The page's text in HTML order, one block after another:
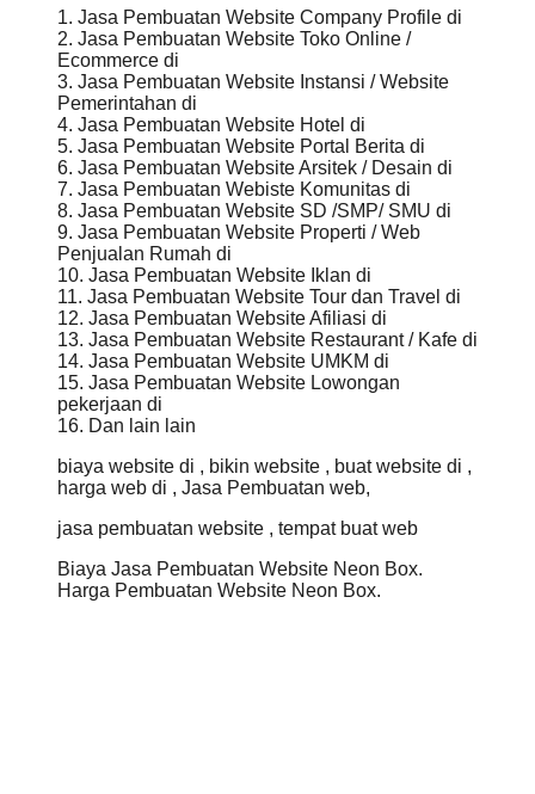
1. Jasa Pembuatan Website Company Profile di
2. Jasa Pembuatan Website Toko Online /
Ecommerce di
3. Jasa Pembuatan Website Instansi / Website
Pemerintahan di
4. Jasa Pembuatan Website Hotel di
5. Jasa Pembuatan Website Portal Berita di
6. Jasa Pembuatan Website Arsitek / Desain di
7. Jasa Pembuatan Webiste Komunitas di
8. Jasa Pembuatan Website SD /SMP/ SMU di
9. Jasa Pembuatan Website Properti / Web
Penjualan Rumah di
10. Jasa Pembuatan Website Iklan di
11. Jasa Pembuatan Website Tour dan Travel di
12. Jasa Pembuatan Website Afiliasi di
13. Jasa Pembuatan Website Restaurant / Kafe di
14. Jasa Pembuatan Website UMKM di
15. Jasa Pembuatan Website Lowongan
pekerjaan di
16. Dan lain lain
biaya website di , bikin website , buat website di ,
harga web di , Jasa Pembuatan web,
jasa pembuatan website , tempat buat web
Biaya Jasa Pembuatan Website Neon Box.
Harga Pembuatan Website Neon Box.